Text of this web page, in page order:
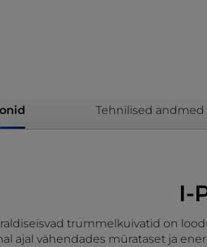
Tehnilised andmed
I-
trummelkuivatid on
ajal vähendades mürataset ja